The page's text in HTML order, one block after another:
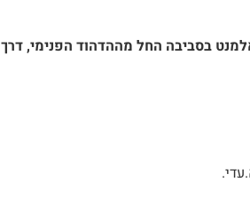
בסביבה החל מההדהוד הפנימי, דרך